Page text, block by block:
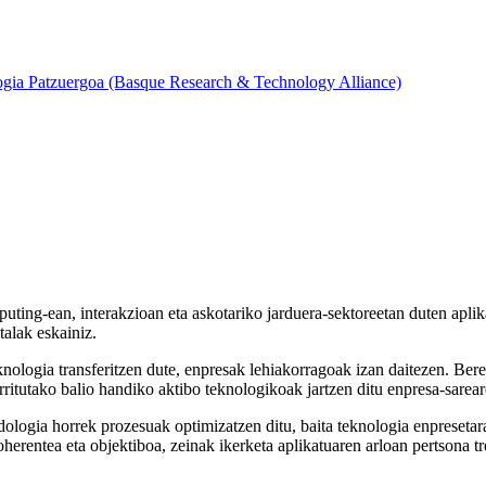
Patzuergoa (Basque Research & Technology Alliance)
ean, interakzioan eta askotariko jarduera-sektoreetan duten
eskainiz.
transferitzen dute, enpresak lehiakorragoak izan daitezen.
balio handiko aktibo teknologikoak jartzen ditu enpresa-
horrek prozesuak optimizatzen ditu, baita teknologia
eta objektiboa, zeinak ikerketa aplikatuaren arloan pertsona